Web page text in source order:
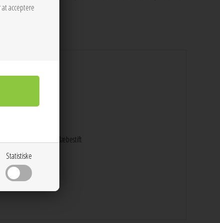
acceptere
Statistiske
kroppen.
kortholder, nøgler og læbestift